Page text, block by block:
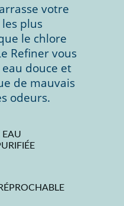
votre
plus
le chlore
Refiner vous
douce et
de mauvais
odeurs.
EAU